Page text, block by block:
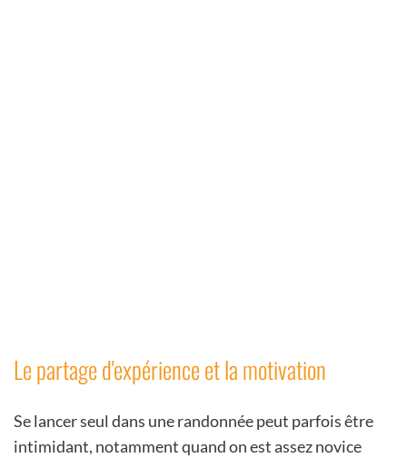
Le partage d'expérience et la motivation
Se lancer seul dans une randonnée peut parfois être
intimidant, notamment quand on est assez novice